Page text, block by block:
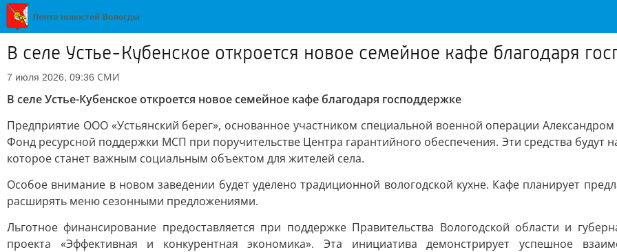
В селе Устье-Кубенское откроется новое семейное кафе благодаря
7 июля 2026, 09:36 СМИ
В селе Устье-Кубенское откроется новое семейное кафе благодаря господдержке
Предприятие ООО «Устьянский берег», основанное участником специальной военной операции
Фонд ресурсной поддержки МСП при поручительстве Центра гарантийного обеспечения. Эти средства будут
которое станет важным социальным объектом для жителей села.
Особое внимание в новом заведении будет уделено традиционной вологодской кухне. Кафе планирует
расширять меню сезонными предложениями.
Льготное финансирование предоставляется при поддержке Правительства Вологодской области и
проекта «Эффективная и конкурентная экономика». Эта инициатива демонстрирует успешное